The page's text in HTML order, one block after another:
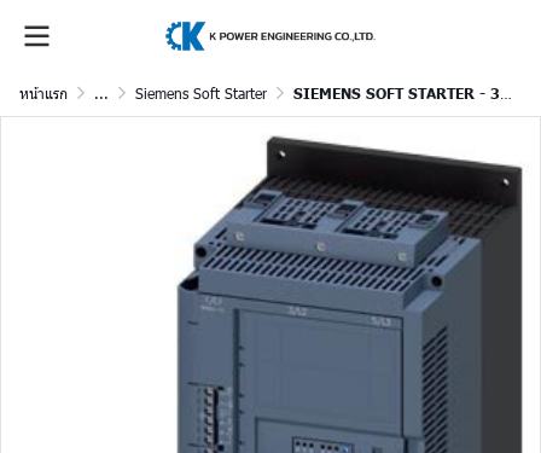
หน้าแรก ... Siemens Soft Starter SIEMENS SOFT STARTER - 3RW52